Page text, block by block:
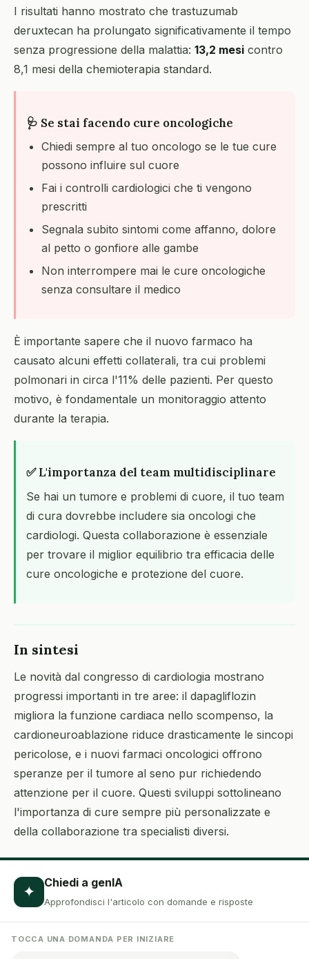
I risultati hanno mostrato che trastuzumab
deruxtecan ha prolungato significativamente il tempo
senza progressione della malattia: 13,2 mesi contro
8,1 mesi della chemioterapia standard.
🩺 Se stai facendo cure oncologiche
Chiedi sempre al tuo oncologo se le tue cure
possono influire sul cuore
Fai i controlli cardiologici che ti vengono
prescritti
Segnala subito sintomi come affanno, dolore
al petto o gonfiore alle gambe
Non interrompere mai le cure oncologiche
senza consultare il medico
È importante sapere che il nuovo farmaco ha
causato alcuni effetti collaterali, tra cui problemi
polmonari in circa l'11% delle pazienti. Per questo
motivo, è fondamentale un monitoraggio attento
durante la terapia.
✅ L'importanza del team multidisciplinare
Se hai un tumore e problemi di cuore, il tuo team
di cura dovrebbe includere sia oncologi che
cardiologi. Questa collaborazione è essenziale
per trovare il miglior equilibrio tra efficacia delle
cure oncologiche e protezione del cuore.
In sintesi
Le novità dal congresso di cardiologia mostrano
progressi importanti in tre aree: il dapagliflozin
migliora la funzione cardiaca nello scompenso, la
cardioneuroablazione riduce drasticamente le sincopi
pericolose, e i nuovi farmaci oncologici offrono
speranze per il tumore al seno pur richiedendo
attenzione per il cuore. Questi sviluppi sottolineano
l'importanza di cure sempre più personalizzate e
della collaborazione tra specialisti diversi.
✦ Chiedi a genIA
Approfondisci l'articolo con domande e risposte
TOCCA UNA DOMANDA PER INIZIARE